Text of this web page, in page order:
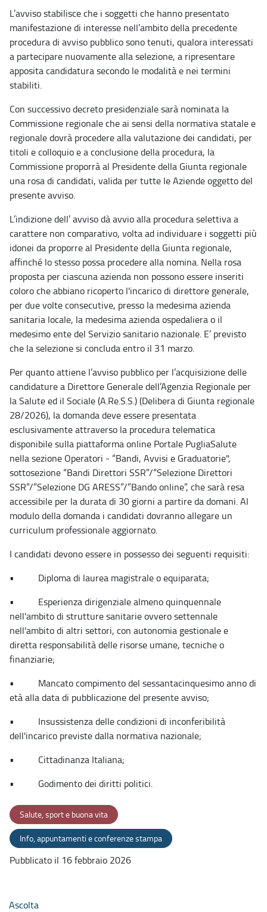
L’avviso stabilisce che i soggetti che hanno presentato
manifestazione di interesse nell’ambito della precedente
procedura di avviso pubblico sono tenuti, qualora interessati
a partecipare nuovamente alla selezione, a ripresentare
apposita candidatura secondo le modalità e nei termini
stabiliti.
Con successivo decreto presidenziale sarà nominata la
Commissione regionale che ai sensi della normativa statale e
regionale dovrà procedere alla valutazione dei candidati, per
titoli e colloquio e a conclusione della procedura, la
Commissione proporrà al Presidente della Giunta regionale
una rosa di candidati, valida per tutte le Aziende oggetto del
presente avviso.
L’indizione dell’ avviso dà avvio alla procedura selettiva a
carattere non comparativo, volta ad individuare i soggetti più
idonei da proporre al Presidente della Giunta regionale,
affinché lo stesso possa procedere alla nomina. Nella rosa
proposta per ciascuna azienda non possono essere inseriti
coloro che abbiano ricoperto l'incarico di direttore generale,
per due volte consecutive, presso la medesima azienda
sanitaria locale, la medesima azienda ospedaliera o il
medesimo ente del Servizio sanitario nazionale. E’ previsto
che la selezione si concluda entro il 31 marzo.
Per quanto attiene l’avviso pubblico per l’acquisizione delle
candidature a Direttore Generale dell’Agenzia Regionale per
la Salute ed il Sociale (A.Re.S.S.) (Delibera di Giunta regionale
28/2026), la domanda deve essere presentata
esclusivamente attraverso la procedura telematica
disponibile sulla piattaforma online Portale PugliaSalute
nella sezione Operatori - “Bandi, Avvisi e Graduatorie",
sottosezione “Bandi Direttori SSR”/“Selezione Direttori
SSR”/”Selezione DG ARESS”/”Bando online”, che sarà resa
accessibile per la durata di 30 giorni a partire da domani. Al
modulo della domanda i candidati dovranno allegare un
curriculum professionale aggiornato.
I candidati devono essere in possesso dei seguenti requisiti:
• Diploma di laurea magistrale o equiparata;
• Esperienza dirigenziale almeno quinquennale
nell'ambito di strutture sanitarie ovvero settennale
nell'ambito di altri settori, con autonomia gestionale e
diretta responsabilità delle risorse umane, tecniche o
finanziarie;
• Mancato compimento del sessantacinquesimo anno di
età alla data di pubblicazione del presente avviso;
• Insussistenza delle condizioni di inconferibilità
dell'incarico previste dalla normativa nazionale;
• Cittadinanza Italiana;
• Godimento dei diritti politici.
Salute, sport e buona vita
Info, appuntamenti e conferenze stampa
Pubblicato il 16 febbraio 2026
Ascolta